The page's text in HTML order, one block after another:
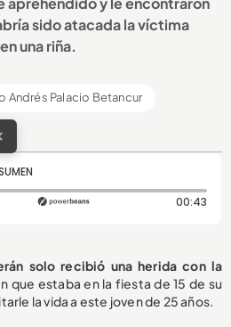
sido atacada la víctima
una riña.
Andrés Palacio Betancur
0 segundos 00:43
solo recibió una herida con la
que estaba en la fiesta de 15 de su
la vida a este joven de 25 años.